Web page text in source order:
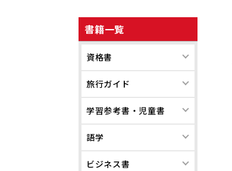
書籍一覧
資格書
旅行ガイド
学習参考書・児童書
語学
ビジネス書